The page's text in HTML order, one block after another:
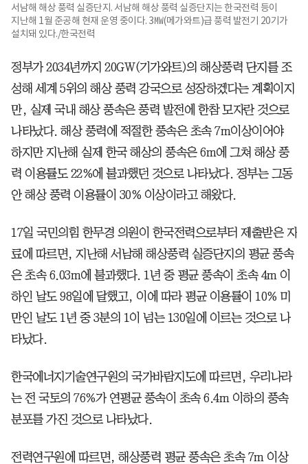
서남해 해상 풍력 실증단지. 서남해 해상 풍력 실증단지는 한국전력 등이
지난해 1월 준공해 현재 운영 중이다. 3㎿(메가와트)급 풍력 발전기 20기가
설치돼 있다./한국전력
정부가 2034년까지 20GW(기가와트)의 해상풍력 단지를 조
성해 세계 5위의 해상 풍력 강국으로 성장하겠다는 계획이지
만, 실제 국내 해상 풍속은 풍력 발전에 한참 모자란 것으로
나타났다. 해상 풍력에 적절한 풍속은 초속 7m이상이어야
하지만 지난해 실제 한국 해상의 풍속은 6m에 그쳐 해상 풍
력 이용률도 22%에 불과했던 것으로 나타났다. 정부는 그동
안 해상 풍력 이용률이 30% 이상이라고 해왔다.
17일 국민의힘 한무경 의원이 한국전력으로부터 제출받은 자
료에 따르면, 지난해 서남해 해상풍력 실증단지의 평균 풍속
은 초속 6.03m에 불과했다. 1년 중 평균 풍속이 초속 4m 이
하인 날도 98일에 달했고, 이에 따라 평균 이용률이 10% 미
만인 날도 1년 중 3분의 1이 넘는 130일에 이르는 것으로 나
타났다.
한국에너지기술연구원의 국가바람지도에 따르면, 우리나라
는 전 국토의 76%가 연평균 풍속이 초속 6.4m 이하의 풍속
분포를 가진 것으로 나타났다.
전력연구원에 따르면, 해상풍력 평균 풍속은 초속 7m 이상